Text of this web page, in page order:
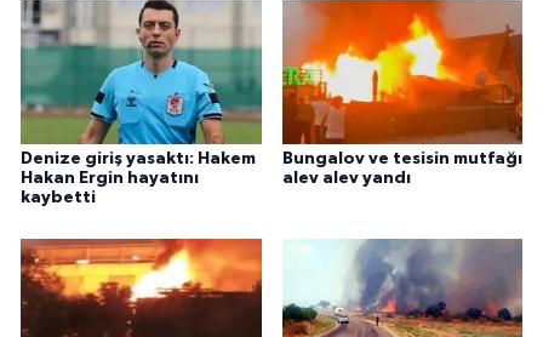
Denize giriş yasaktı: Hakem
Hakan Ergin hayatını
kaybetti
Bungalov ve tesisin mutfağı
alev alev yandı